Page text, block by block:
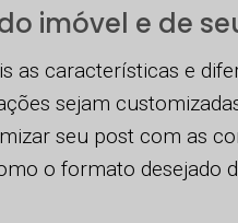
imóvel e de
as características e
sejam
seu post com as
o formato desejado